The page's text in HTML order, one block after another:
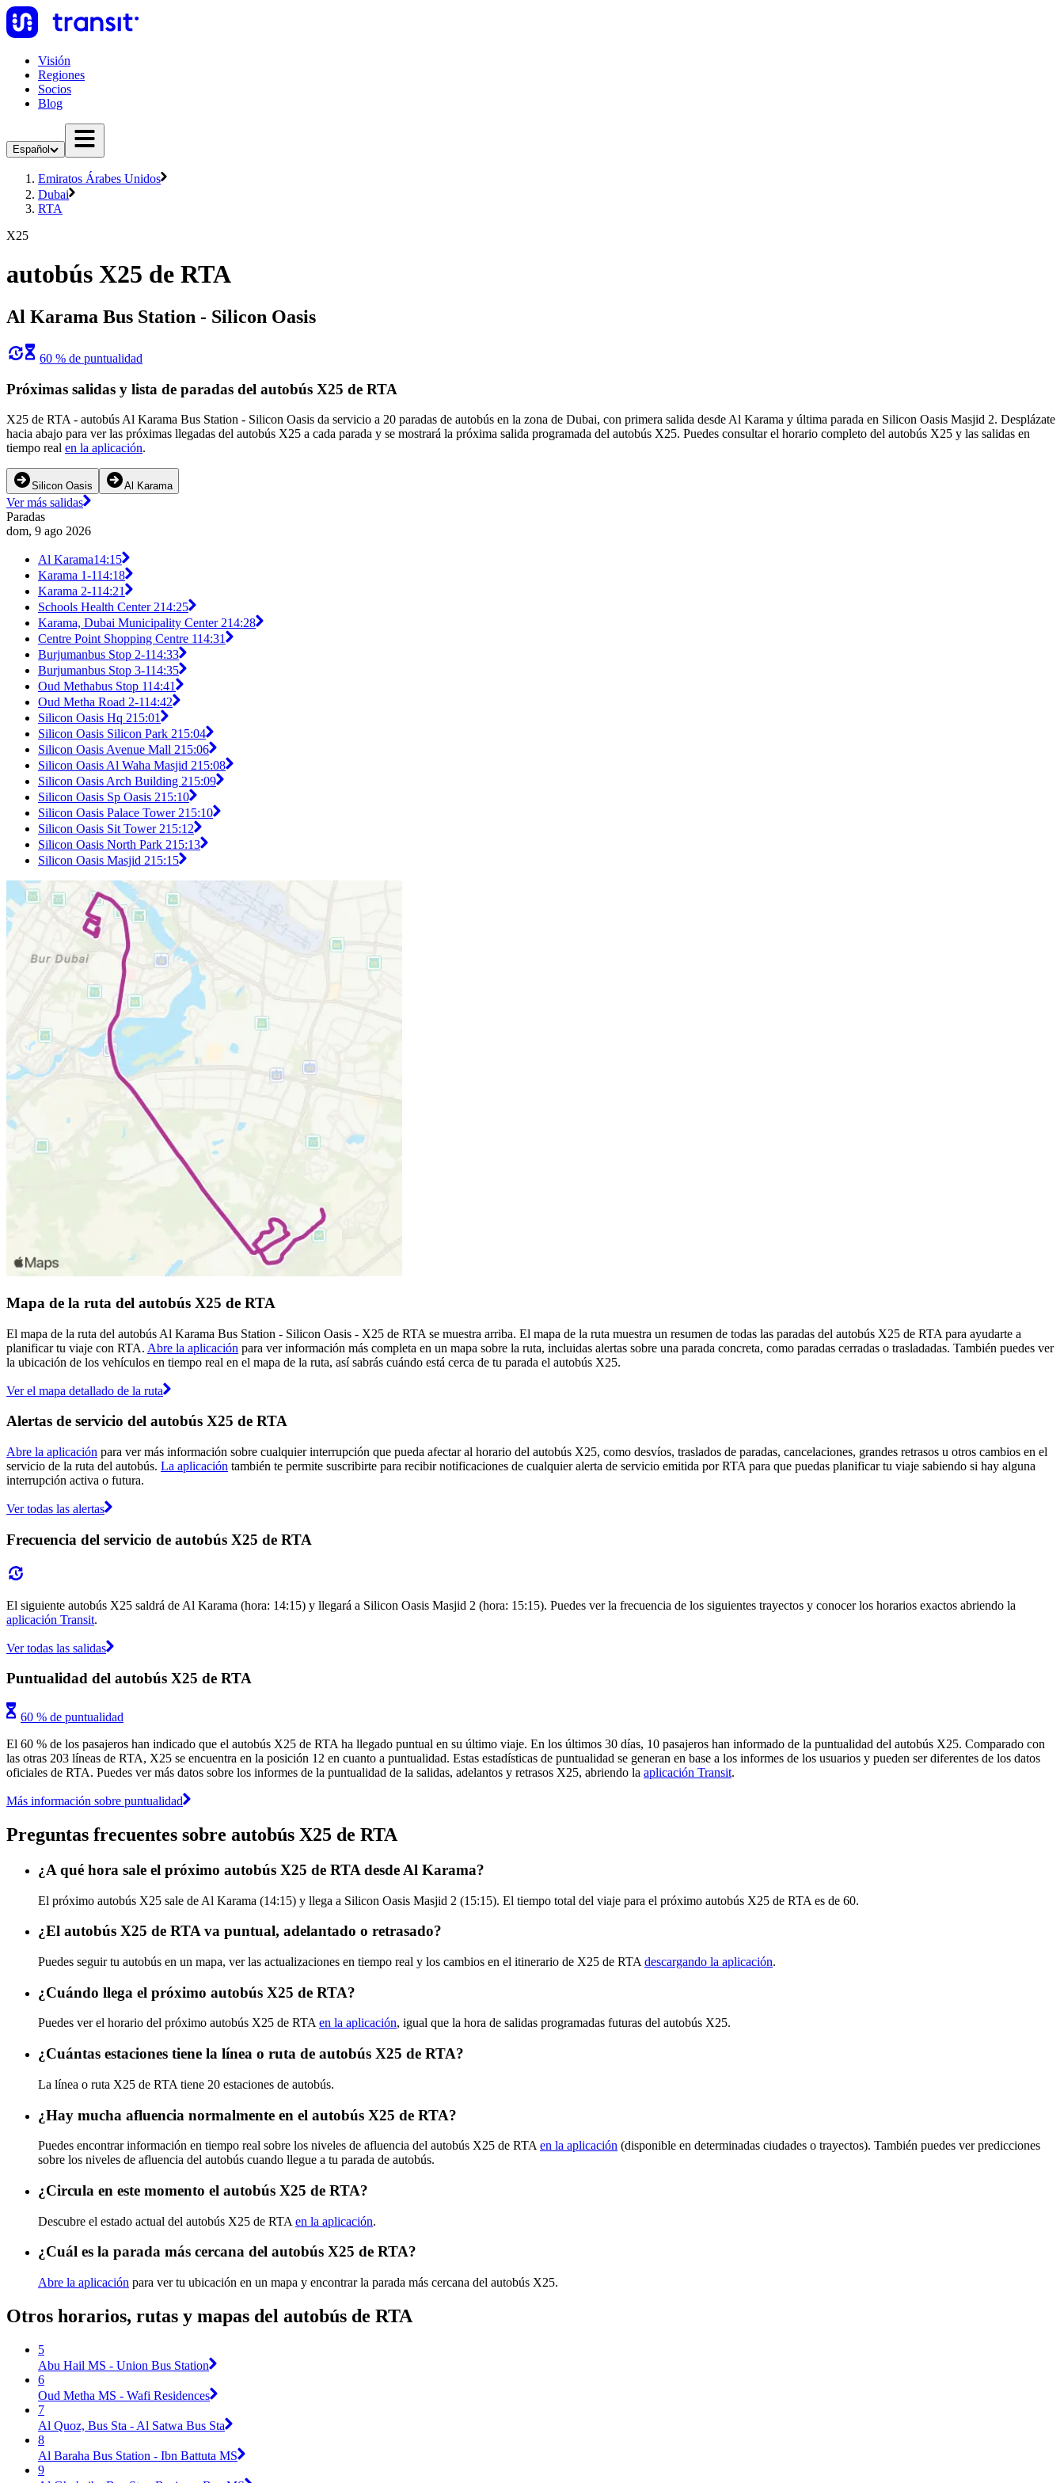
Visión
Regiones
Socios
Blog
Español
Emiratos Árabes Unidos
Dubai
RTA
X25
autobús X25 de RTA
Al Karama Bus Station - Silicon Oasis
60 % de puntualidad
Próximas salidas y lista de paradas del autobús X25 de RTA
X25 de RTA - autobús Al Karama Bus Station - Silicon Oasis da servicio a 20 paradas de autobús en la zona de Dubai, con primera salida desde Al Karama y última parada en Silicon Oasis Masjid 2. Desplázate
hacia abajo para ver las próximas llegadas del autobús X25 a cada parada y se mostrará la próxima salida programada del autobús X25. Puedes consultar el horario completo del autobús X25 y las salidas en
tiempo real en la aplicación.
Silicon Oasis Al Karama
Ver más salidas
Paradas
dom, 9 ago 2026
Al Karama14:15
Karama 1-114:18
Karama 2-114:21
Schools Health Center 214:25
Karama, Dubai Municipality Center 214:28
Centre Point Shopping Centre 114:31
Burjumanbus Stop 2-114:33
Burjumanbus Stop 3-114:35
Oud Methabus Stop 114:41
Oud Metha Road 2-114:42
Silicon Oasis Hq 215:01
Silicon Oasis Silicon Park 215:04
Silicon Oasis Avenue Mall 215:06
Silicon Oasis Al Waha Masjid 215:08
Silicon Oasis Arch Building 215:09
Silicon Oasis Sp Oasis 215:10
Silicon Oasis Palace Tower 215:10
Silicon Oasis Sit Tower 215:12
Silicon Oasis North Park 215:13
Silicon Oasis Masjid 215:15
Mapa de la ruta del autobús X25 de RTA
El mapa de la ruta del autobús Al Karama Bus Station - Silicon Oasis - X25 de RTA se muestra arriba. El mapa de la ruta muestra un resumen de todas las paradas del autobús X25 de RTA para ayudarte a
planificar tu viaje con RTA. Abre la aplicación para ver información más completa en un mapa sobre la ruta, incluidas alertas sobre una parada concreta, como paradas cerradas o trasladadas. También puedes ver
la ubicación de los vehículos en tiempo real en el mapa de la ruta, así sabrás cuándo está cerca de tu parada el autobús X25.
Ver el mapa detallado de la ruta
Alertas de servicio del autobús X25 de RTA
Abre la aplicación para ver más información sobre cualquier interrupción que pueda afectar al horario del autobús X25, como desvíos, traslados de paradas, cancelaciones, grandes retrasos u otros cambios en el
servicio de la ruta del autobús. La aplicación también te permite suscribirte para recibir notificaciones de cualquier alerta de servicio emitida por RTA para que puedas planificar tu viaje sabiendo si hay alguna
interrupción activa o futura.
Ver todas las alertas
Frecuencia del servicio de autobús X25 de RTA
El siguiente autobús X25 saldrá de Al Karama (hora: 14:15) y llegará a Silicon Oasis Masjid 2 (hora: 15:15). Puedes ver la frecuencia de los siguientes trayectos y conocer los horarios exactos abriendo la
aplicación Transit.
Ver todas las salidas
Puntualidad del autobús X25 de RTA
60 % de puntualidad
El 60 % de los pasajeros han indicado que el autobús X25 de RTA ha llegado puntual en su último viaje. En los últimos 30 días, 10 pasajeros han informado de la puntualidad del autobús X25. Comparado con
las otras 203 líneas de RTA, X25 se encuentra en la posición 12 en cuanto a puntualidad. Estas estadísticas de puntualidad se generan en base a los informes de los usuarios y pueden ser diferentes de los datos
oficiales de RTA. Puedes ver más datos sobre los informes de la puntualidad de la salidas, adelantos y retrasos X25, abriendo la aplicación Transit.
Más información sobre puntualidad
Preguntas frecuentes sobre autobús X25 de RTA
¿A qué hora sale el próximo autobús X25 de RTA desde Al Karama?
El próximo autobús X25 sale de Al Karama (14:15) y llega a Silicon Oasis Masjid 2 (15:15). El tiempo total del viaje para el próximo autobús X25 de RTA es de 60.
¿El autobús X25 de RTA va puntual, adelantado o retrasado?
Puedes seguir tu autobús en un mapa, ver las actualizaciones en tiempo real y los cambios en el itinerario de X25 de RTA descargando la aplicación.
¿Cuándo llega el próximo autobús X25 de RTA?
Puedes ver el horario del próximo autobús X25 de RTA en la aplicación, igual que la hora de salidas programadas futuras del autobús X25.
¿Cuántas estaciones tiene la línea o ruta de autobús X25 de RTA?
La línea o ruta X25 de RTA tiene 20 estaciones de autobús.
¿Hay mucha afluencia normalmente en el autobús X25 de RTA?
Puedes encontrar información en tiempo real sobre los niveles de afluencia del autobús X25 de RTA en la aplicación (disponible en determinadas ciudades o trayectos). También puedes ver predicciones
sobre los niveles de afluencia del autobús cuando llegue a tu parada de autobús.
¿Circula en este momento el autobús X25 de RTA?
Descubre el estado actual del autobús X25 de RTA en la aplicación.
¿Cuál es la parada más cercana del autobús X25 de RTA?
Abre la aplicación para ver tu ubicación en un mapa y encontrar la parada más cercana del autobús X25.
Otros horarios, rutas y mapas del autobús de RTA
5
Abu Hail MS - Union Bus Station
6
Oud Metha MS - Wafi Residences
7
Al Quoz, Bus Sta - Al Satwa Bus Sta
8
Al Baraha Bus Station - Ibn Battuta MS
9